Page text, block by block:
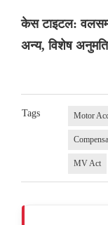
केस टाइटल:
अन्य, विशेष अनुमति
Tags Motor
MV Act